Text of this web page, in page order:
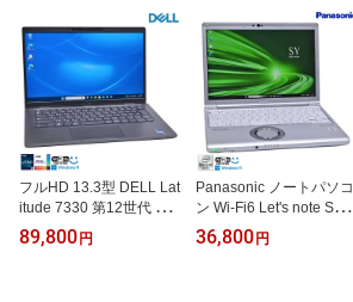
フルHD 13.3型 DELL Lat
itude 7330 第12世代 Cor
e i7 1265U IrisXe M.2SS
D512G メモリ16G Wi-Fi
89,800 円
Panasonic ノートパソコ
ン Wi-Fi6 Let's note SV9
Core i5 10310U 顔認証
Webカメラ M.2SSD256
36,800 円